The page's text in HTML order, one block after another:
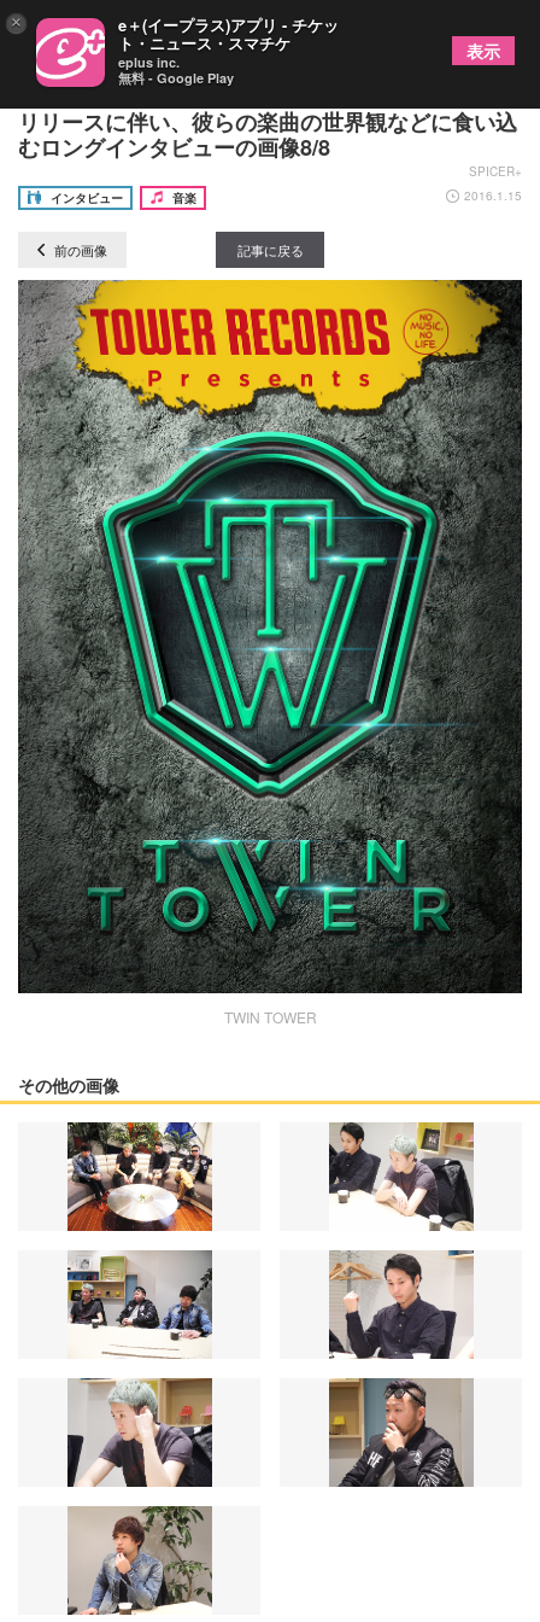
次世代ロックシーンの旗手「NOISEMAKER」新曲
リリースに伴い、彼らの楽曲の世界観などに食い込
むロングインタビューの画像8/8
SPICER+
インタビュー
音楽 2016.1.15
前の画像 記事に戻る
TWIN TOWER
その他の画像
× e＋(イープラス)アプリ - チケッ
ト・ニュース・スマチケ
eplus inc.
無料 - Google Play
表示